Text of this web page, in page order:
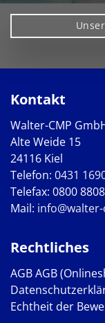
Kontakt
Walter-CMP
Alte Weide 15
24116 Kiel
Telefon: 0431
Telefax: 0800
Mail:
Rechtliches
AGBAGB
Echtheit der